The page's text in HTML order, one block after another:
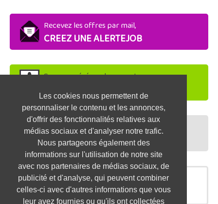
Les cookies nous permettent de
personnaliser le contenu et les annonces,
d'offrir des fonctionnalités relatives aux
médias sociaux et d'analyser notre trafic.
Nous partageons également des
informations sur l'utilisation de notre site
avec nos partenaires de médias sociaux, de
publicité et d'analyse, qui peuvent combiner
celles-ci avec d'autres informations que vous
leur avez fournies ou qu'ils ont collectées
Recevez les offres par mail,
CREEZ UNE ALERTEJOB
Soyez repéré par les recruteurs,
DEPOSEZ VOTRE CV
Préparez vos entretiens,
TESTEZ-VOUS
OFFRES SIMILAIRES